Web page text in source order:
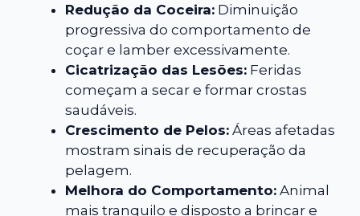
Redução da Coceira: Diminuição
progressiva do comportamento de
coçar e lamber excessivamente.
Cicatrização das Lesões: Feridas
começam a secar e formar crostas
saudáveis.
Crescimento de Pelos: Áreas afetadas
mostram sinais de recuperação da
pelagem.
Melhora do Comportamento: Animal
mais tranquilo e disposto a brincar e